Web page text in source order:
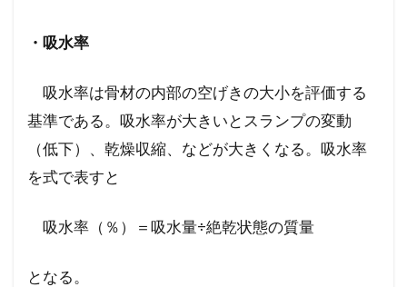
・吸水率
吸水率は骨材の内部の空げきの大小を評価する
基準である。吸水率が大きいとスランプの変動
（低下）、乾燥収縮、などが大きくなる。吸水率
を式で表すと
吸水率（％）＝吸水量÷絶乾状態の質量
となる。